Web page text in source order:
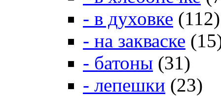
- в духовке (112)
- на закваске
- батоны (31)
- лепешки (23)